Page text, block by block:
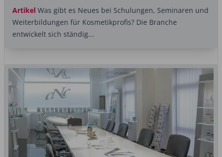
Artikel Was gibt es Neues bei Schulungen, Seminaren und
Weiterbildungen für Kosmetikprofis? Die Branche
entwickelt sich ständig...